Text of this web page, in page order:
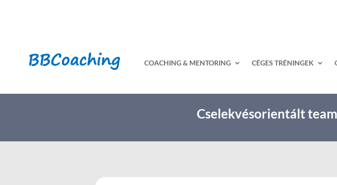
COACHING & MENTORING CÉGES TRÉNINGEK
Cselekvésorientált